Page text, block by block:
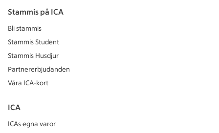
Stammis på ICA
Bli stammis
Stammis Student
Stammis Husdjur
Partnererbjudanden
Våra ICA-kort
ICA
ICAs egna varor